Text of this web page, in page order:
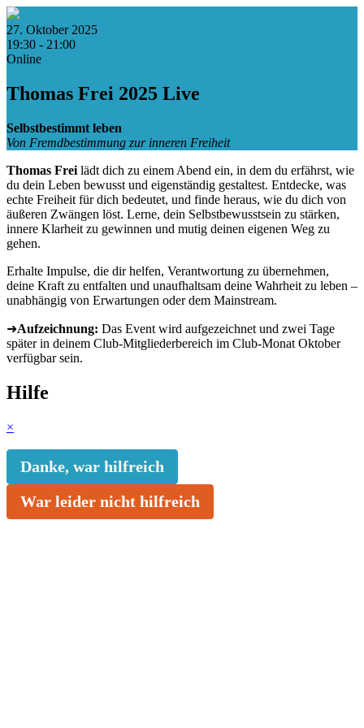
27. Oktober 2025
19:30 - 21:00
Online
Thomas Frei 2025 Live
Selbstbestimmt leben
Von Fremdbestimmung zur inneren Freiheit
Thomas Frei lädt dich zu einem Abend ein, in dem du erfährst, wie
du dein Leben bewusst und eigenständig gestaltest. Entdecke, was
echte Freiheit für dich bedeutet, und finde heraus, wie du dich von
äußeren Zwängen löst. Lerne, dein Selbstbewusstsein zu stärken,
innere Klarheit zu gewinnen und mutig deinen eigenen Weg zu
gehen.
Erhalte Impulse, die dir helfen, Verantwortung zu übernehmen,
deine Kraft zu entfalten und unaufhaltsam deine Wahrheit zu leben –
unabhängig von Erwartungen oder dem Mainstream.
➜Aufzeichnung: Das Event wird aufgezeichnet und zwei Tage
später in deinem Club-Mitgliederbereich im Club-Monat Oktober
verfügbar sein.
Hilfe
×
Danke, war hilfreich
War leider nicht hilfreich